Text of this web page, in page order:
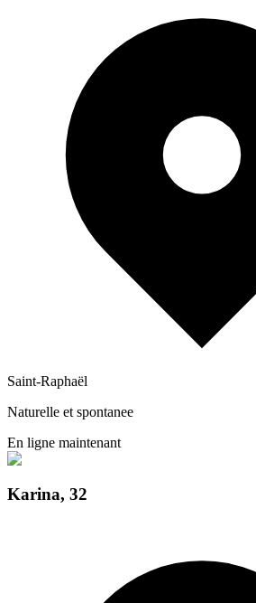
Saint-Raphaël
Naturelle et spontanee
En ligne maintenant
Karina, 32